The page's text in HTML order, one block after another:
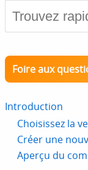
Foire aux
Introduction
Choisissez la
Créer une
Aperçu du